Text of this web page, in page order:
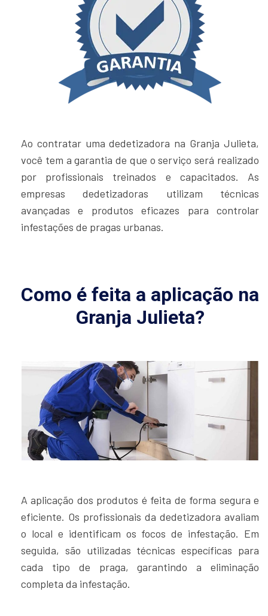
Ao contratar uma dedetizadora na Granja Julieta,
você tem a garantia de que o serviço será realizado
por profissionais treinados e capacitados. As
empresas dedetizadoras utilizam técnicas
avançadas e produtos eficazes para controlar
infestações de pragas urbanas.
Como é feita a aplicação na
Granja Julieta?
A aplicação dos produtos é feita de forma segura e
eficiente. Os profissionais da dedetizadora avaliam
o local e identificam os focos de infestação. Em
seguida, são utilizadas técnicas específicas para
cada tipo de praga, garantindo a eliminação
completa da infestação.